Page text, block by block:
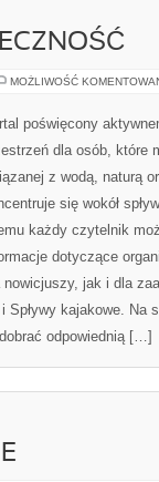
MOŻLIWOŚĆ
poświęcony
dla osób, które
z wodą, naturą
się wokół
każdy czytelnik
dotyczące
jak i dla
kajakowe. Na
odpowiednią […]